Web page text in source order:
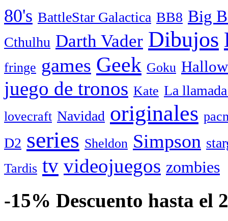
80's BattleStar Galactica BB8 Big
Cthulhu Darth Vader Dibujos
fringe games Geek Goku
juego de tronos Kate La
lovecraft Navidad originales
D2 series Sheldon Simpson
Tardis tv videojuegos zombies
-15% Descuento hasta el